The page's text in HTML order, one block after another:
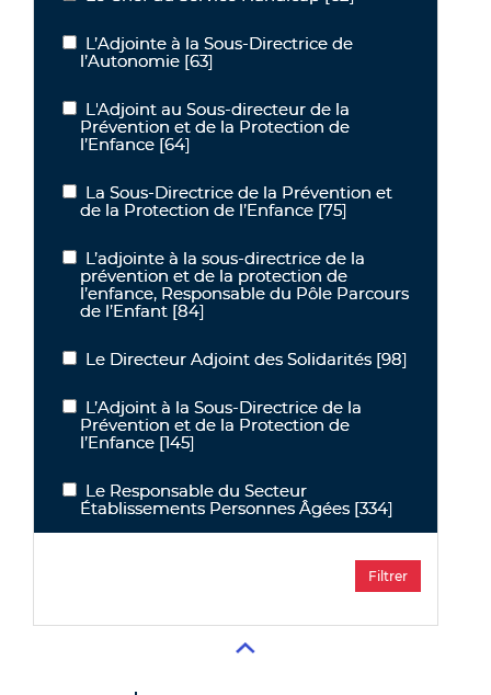
L’Adjointe à la Sous-Directrice de l’Autonomie
L’Adjointe à la Sous-Directrice de
l’Autonomie [63]
L'Adjoint au Sous-directeur de la Prévention et de la Protection de
L'Adjoint au Sous-directeur de la
Prévention et de la Protection de
l’Enfance [64]
La Sous-Directrice de la Prévention et de la Protection de
La Sous-Directrice de la Prévention et
de la Protection de l’Enfance [75]
L’adjointe à la sous-directrice de la prévention et de la protection
L’adjointe à la sous-directrice de la
prévention et de la protection de
l’enfance, Responsable du Pôle Parcours
de l’Enfant [84]
Le Directeur Adjoint des Solidarités
Le Directeur Adjoint des Solidarités [98]
L’Adjoint à la Sous-Directrice de la Prévention et de la Protection
L’Adjoint à la Sous-Directrice de la
Prévention et de la Protection de
l’Enfance [145]
Le Responsable du Secteur Établissements Personnes Âgées
Le Responsable du Secteur
Établissements Personnes Âgées [334]